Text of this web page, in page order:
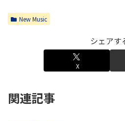
New Music
シェアす
X
関連記事